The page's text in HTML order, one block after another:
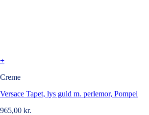
+
Creme
Versace Tapet, lys guld m. perlemor, Pompei
965,00 kr.